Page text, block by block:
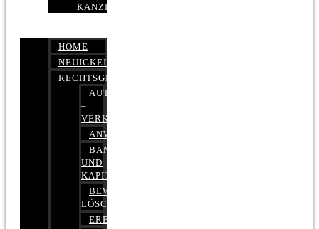
KANZLEI
HOME
NEUIGKEITEN
RECHTSGEBIETE
AUTOBETRUG
–
VERKEHRSRECHT
ANWALTSHAFTUNGSRECHT
BANK-
UND
KAPITALMARKTRECHT
BEWERTUNGEN
LÖSCHEN
ERBRECHT